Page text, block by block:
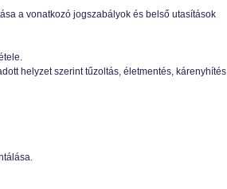
a vonatkozó jogszabályok és belső utasítások
helyzet szerint tűzoltás, életmentés, kárenyhítés